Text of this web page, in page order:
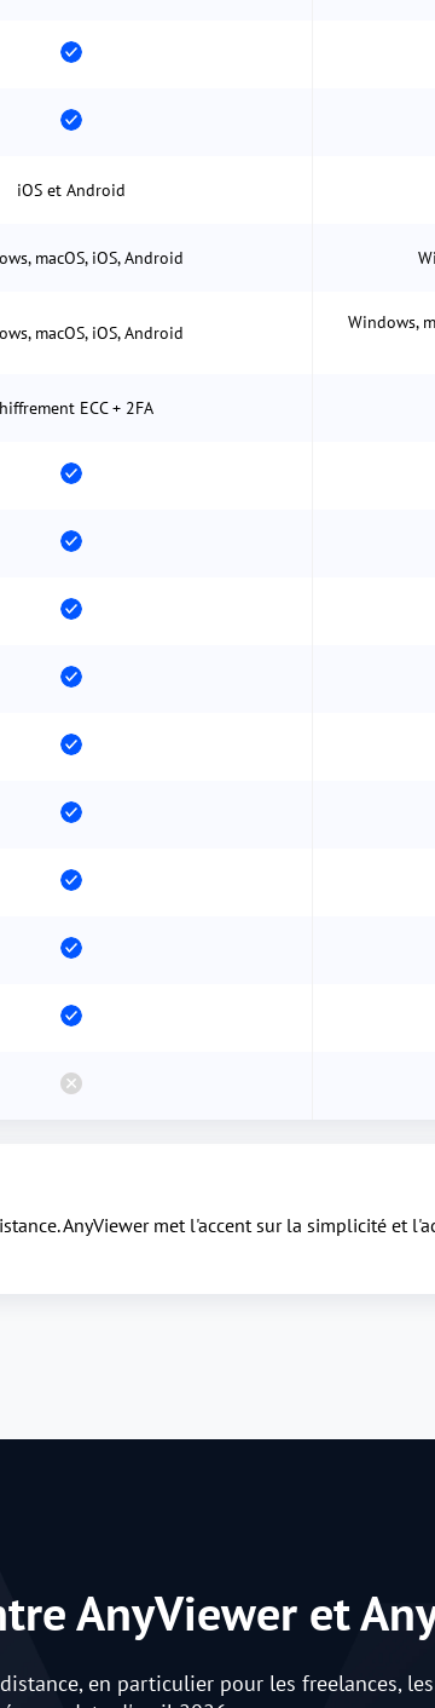
iOS et Android
macOS, iOS, Android
macOS, iOS, Android
Windows,
ECC + 2FA
AnyViewer met l'accent sur la simplicité et
AnyViewer et
en particulier pour les freelances,